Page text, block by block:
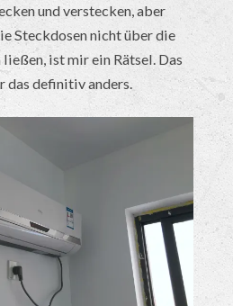
und verstecken, aber
Steckdosen nicht über die
ist mir ein Rätsel. Das
das definitiv anders.